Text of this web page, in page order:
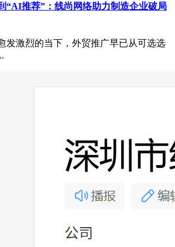
“AI推荐”：线尚网络助力制造企业破局
发激烈的当下，外贸推广早已从可选选